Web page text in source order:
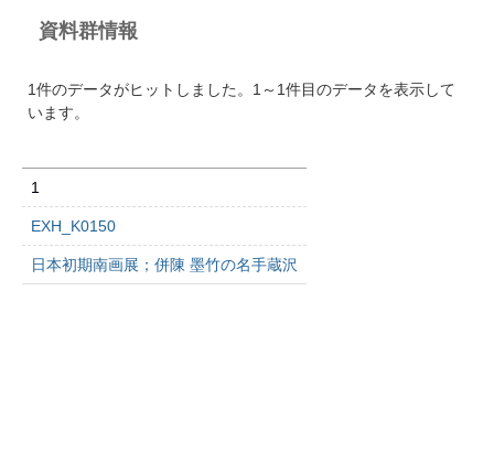
資料群情報
1件のデータがヒットしました。1～1件目のデータを表示して
います。
1
EXH_K0150
日本初期南画展；併陳 墨竹の名手蔵沢